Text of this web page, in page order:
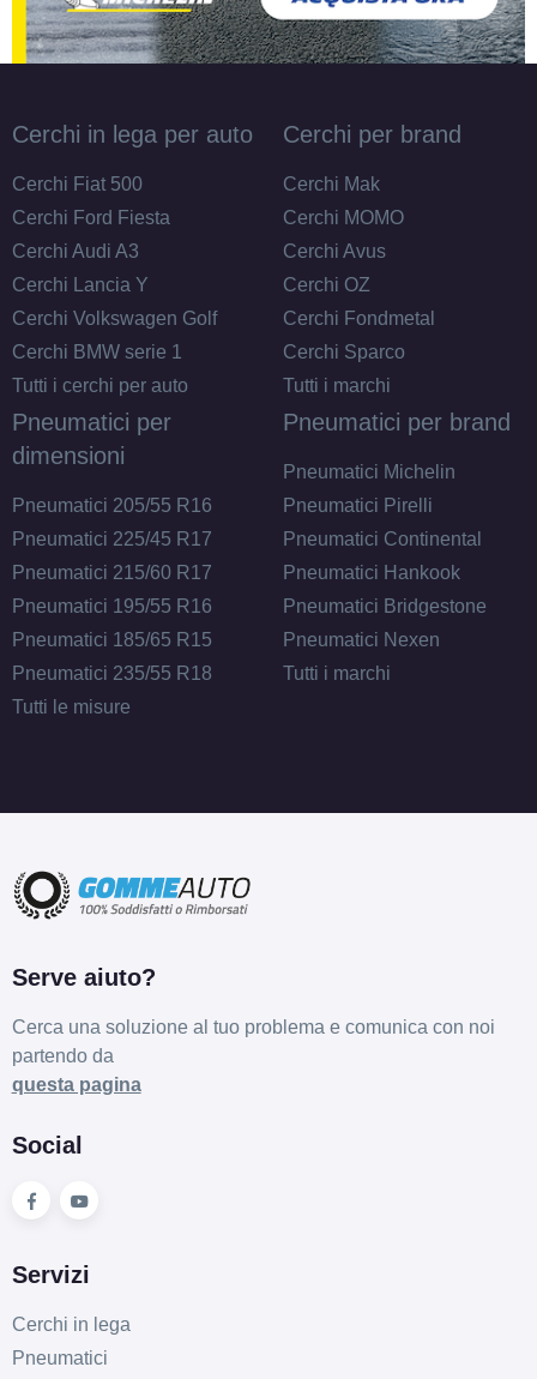
Cerchi in lega per auto
Cerchi Fiat 500
Cerchi Ford Fiesta
Cerchi Audi A3
Cerchi Lancia Y
Cerchi Volkswagen Golf
Cerchi BMW serie 1
Tutti i cerchi per auto
Cerchi per brand
Cerchi Mak
Cerchi MOMO
Cerchi Avus
Cerchi OZ
Cerchi Fondmetal
Cerchi Sparco
Tutti i marchi
Pneumatici per
dimensioni
Pneumatici 205/55 R16
Pneumatici 225/45 R17
Pneumatici 215/60 R17
Pneumatici 195/55 R16
Pneumatici 185/65 R15
Pneumatici 235/55 R18
Tutti le misure
Pneumatici per brand
Pneumatici Michelin
Pneumatici Pirelli
Pneumatici Continental
Pneumatici Hankook
Pneumatici Bridgestone
Pneumatici Nexen
Tutti i marchi
Serve aiuto?
Cerca una soluzione al tuo problema e comunica con noi
partendo da
questa pagina
Social
Servizi
Cerchi in lega
Pneumatici